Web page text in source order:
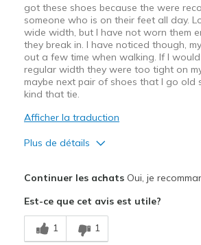
got these shoes because the were
someone who is on their feet all day.
wide width, but I have not worn them
they break in. I have noticed though,
out a few time when walking. If I
regular width they were too tight on
maybe next pair of shoes that I go old
kind that tie.
Afficher la traduction
Plus de détails
Comfortable
haven't had long enough for a full pro list
Continuer les achatsOui, je
Est-ce que cet avis est utile?
1 1